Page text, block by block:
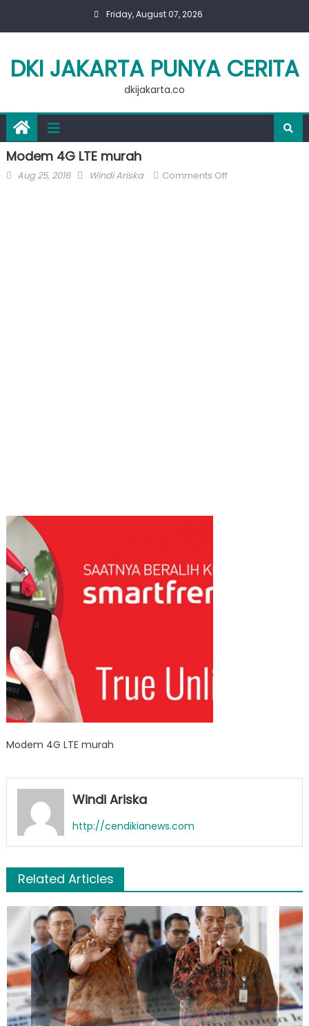
Friday, August 07, 2026
DKI JAKARTA PUNYA CERITA
dkijakarta.co
Modem 4G LTE murah
Posted
Aug 25, 2016 Author
Windi Ariska Comments Offon
Modem 4G LTE murah
Windi Ariska
http://cendikianews.com
Related Articles